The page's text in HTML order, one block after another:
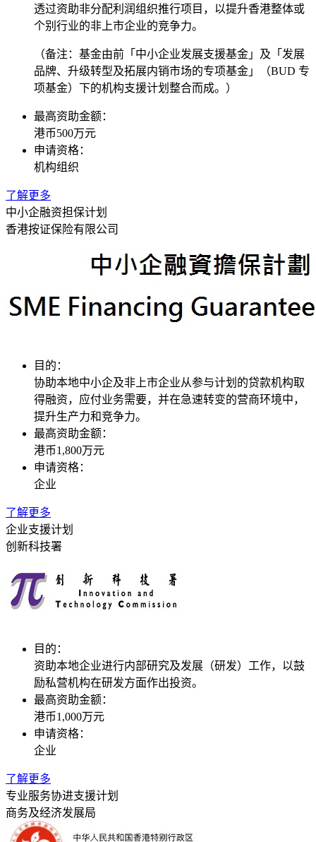
透过资助非分配利润组织推行项目，以提升香港整体或
个别行业的非上市企业的竞争力。
（备注：基金由前「中小企业发展支援基金」及「发展
品牌、升级转型及拓展内销市场的专项基金」（BUD 专
项基金）下的机构支援计划整合而成。）
最高资助金额：
港币500万元
申请资格：
机构组织
了解更多
中小企融资担保计划
香港按证保险有限公司
目的：
协助本地中小企及非上市企业从参与计划的贷款机构取
得融资，应付业务需要，并在急速转变的营商环境中，
提升生产力和竞争力。
最高资助金额：
港币1,800万元
申请资格：
企业
了解更多
企业支援计划
创新科技署
目的：
资助本地企业进行内部研究及发展（研发）工作，以鼓
励私营机构在研发方面作出投资。
最高资助金额：
港币1,000万元
申请资格：
企业
了解更多
专业服务协进支援计划
商务及经济发展局